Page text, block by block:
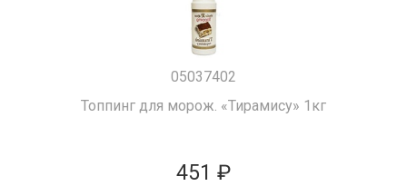
05037402
Топпинг для морож. «Тирамису» 1кг
451 ₽